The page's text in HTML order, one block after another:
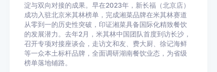
淀与双向对接的成果。早在2023年，新长福（北京店）
成功入驻北京米其林榜单，完成湘菜品牌在米其林赛道
从零到一的历史性突破，印证湘菜具备国际化精致餐饮
的发展潜力。去年2月，米其林中国团队首度到访长沙，
召开专项对接座谈会，走访文和友、费大厨、徐记海鲜
等一众本土标杆品牌，全面调研湖南餐饮业态，为省级
榜单落地铺路。